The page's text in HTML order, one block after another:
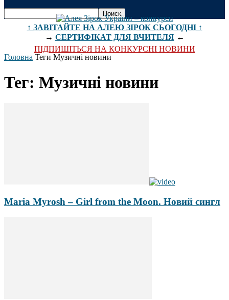
↑ ЗАВІТАЙТЕ НА АЛЕЮ ЗІРОК СЬОГОДНІ ↑
→ СЕРТИФІКАТ ДЛЯ ВЧИТЕЛЯ←
ПІДПИШІТЬСЯ НА КОНКУРСНІ НОВИНИ
Головна Теги Музичні новини
Тег: Музичні новини
Maria Myrosh – Girl from the Moon. Новий сингл